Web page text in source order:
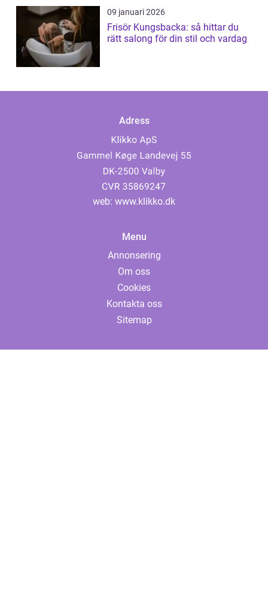
09 januari 2026
Frisör Kungsbacka: så hittar du
rätt salong för din stil och vardag
Adress
web: www.klikko.dk
Menu
Annonsering
Om oss
Cookies
Kontakta oss
Sitemap